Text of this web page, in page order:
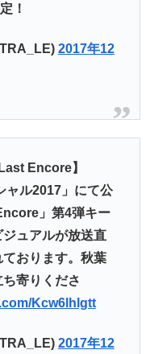
！
2017年12
Encore】
ャル2017」にて公
」第4弾キー
ュアルが放送直
おります。秋葉
寄りくださ
Kcw6lhlgtt
2017年12